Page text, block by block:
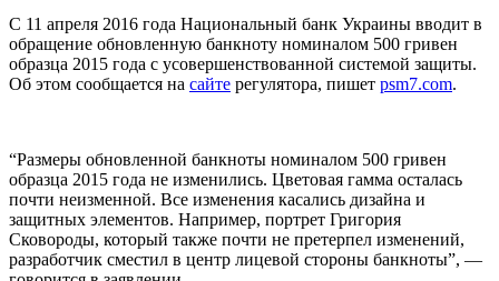
С 11 апреля 2016 года Национальный банк Украины вводит в
обращение обновленную банкноту номиналом 500 гривен
образца 2015 года с усовершенствованной системой защиты.
Об этом сообщается на сайте регулятора, пишет psm7.com.
“Размеры обновленной банкноты номиналом 500 гривен
образца 2015 года не изменились. Цветовая гамма осталась
почти неизменной. Все изменения касались дизайна и
защитных элементов. Например, портрет Григория
Сковороды, который также почти не претерпел изменений,
разработчик сместил в центр лицевой стороны банкноты”, —